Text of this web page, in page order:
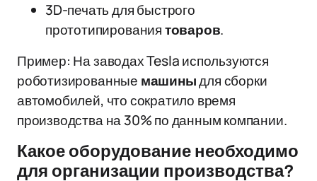
3D-печать для быстрого
прототипированиятоваров.
Пример: На заводах Tesla используются
роботизированные машиныдля сборки
автомобилей, что сократило время
производства на 30% по данным компании.
Какое оборудование необходимо
для организации производства?